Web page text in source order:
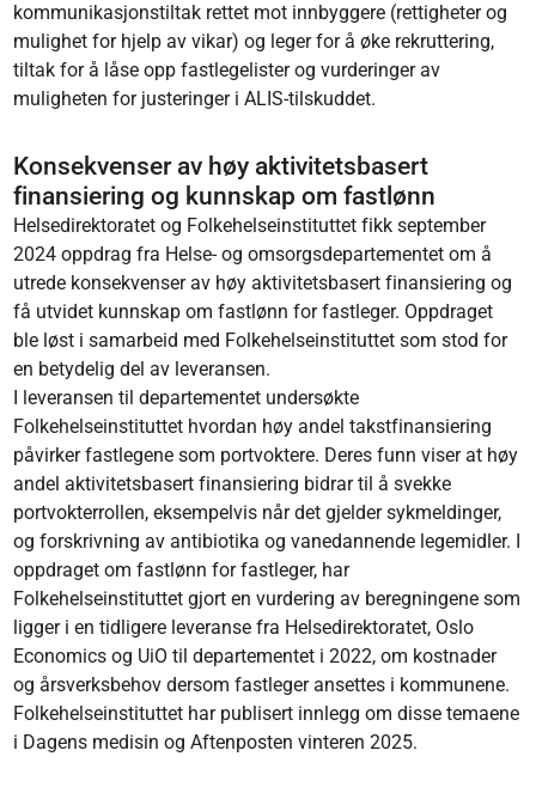
kommunikasjonstiltak rettet mot innbyggere (rettigheter og
mulighet for hjelp av vikar) og leger for å øke rekruttering,
tiltak for å låse opp fastlegelister og vurderinger av
muligheten for justeringer i ALIS-tilskuddet. ​​​​​
Konsekvenser av høy aktivitetsbasert
finansiering og kunnskap om fastlønn
Helsedirektoratet og Folkehelseinstituttet fikk september
2024 oppdrag fra Helse- og omsorgsdepartementet om å
utrede konsekvenser av høy aktivitetsbasert finansiering og
få utvidet kunnskap om fastlønn for fastleger. Oppdraget
ble løst i samarbeid med Folkehelseinstituttet som stod for
en betydelig del av leveransen.
I leveransen til departementet undersøkte
Folkehelseinstituttet hvordan høy andel takstfinansiering
påvirker fastlegene som portvoktere. Deres funn viser at høy
andel aktivitetsbasert finansiering bidrar til å svekke
portvokterrollen, eksempelvis når det gjelder sykmeldinger,
og forskrivning av antibiotika og vanedannende legemidler. I
oppdraget om fastlønn for fastleger, har
Folkehelseinstituttet gjort en vurdering av beregningene som
ligger i en tidligere leveranse fra Helsedirektoratet, Oslo
Economics og UiO til departementet i 2022, om kostnader
og årsverksbehov dersom fastleger ansettes i kommunene.
Folkehelseinstituttet har publisert innlegg om disse temaene
i Dagens medisin og Aftenposten vinteren 2025.